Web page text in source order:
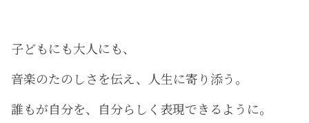
子どもにも大人にも、
音楽のたのしさを伝え、人生に寄り添う。
誰もが自分を、自分らしく表現できるように。